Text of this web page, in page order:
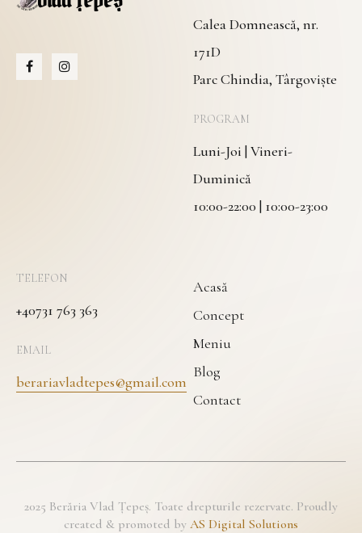
Calea Domnească, nr.
171D
Parc Chindia, Târgoviște
PROGRAM
Luni-Joi | Vineri-
Duminică
10:00-22:00 | 10:00-23:00
TELEFON
+40731 763 363
EMAIL
berariavladtepes@gmail.com
Acasă
Concept
Meniu
Blog
Contact
2025 Berăria Vlad Țepeș. Toate drepturile rezervate. Proudly
created & promoted by AS Digital Solutions